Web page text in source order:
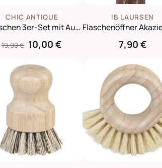
CHIC ANTIQUE
Ölflaschen 3er-Set mit Ausschenker
19,90 € 10,00 €
IB LAURSEN
Flaschenöffner
7,90 €